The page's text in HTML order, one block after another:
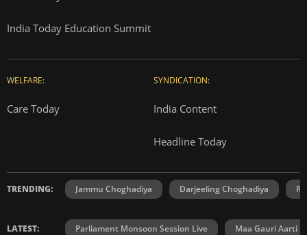
India Today Education Summit
WELFARE:
Care Today
SYNDICATION:
India Content
Headline Today
TRENDING: Jammu Choghadiya Darjeeling Choghadiya
LATEST: Parliament Monsoon Session Live Maa Gauri Aarti